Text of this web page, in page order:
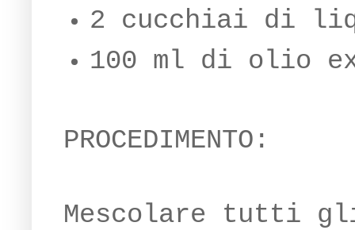
2 cucchiai di
100 ml di olio
PROCEDIMENTO:
Mescolare tutti